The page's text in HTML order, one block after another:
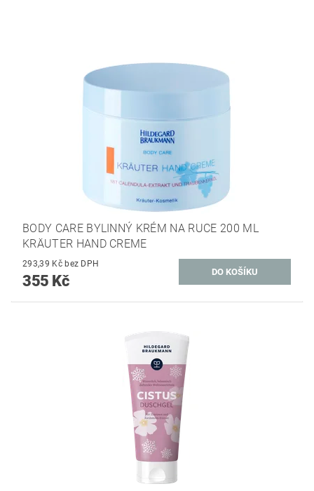
BODY CARE BYLINNÝ KRÉM NA RUCE 200 ML
KRÄUTER HAND CREME
293,39 Kč bez DPH
355 Kč